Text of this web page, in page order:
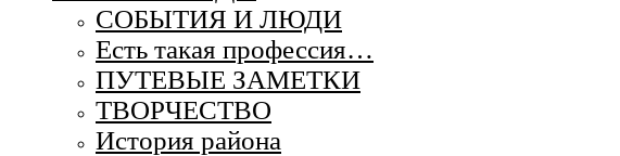
СОБЫТИЯ И ЛЮДИ
Есть такая профессия…
ПУТЕВЫЕ ЗАМЕТКИ
ТВОРЧЕСТВО
История района